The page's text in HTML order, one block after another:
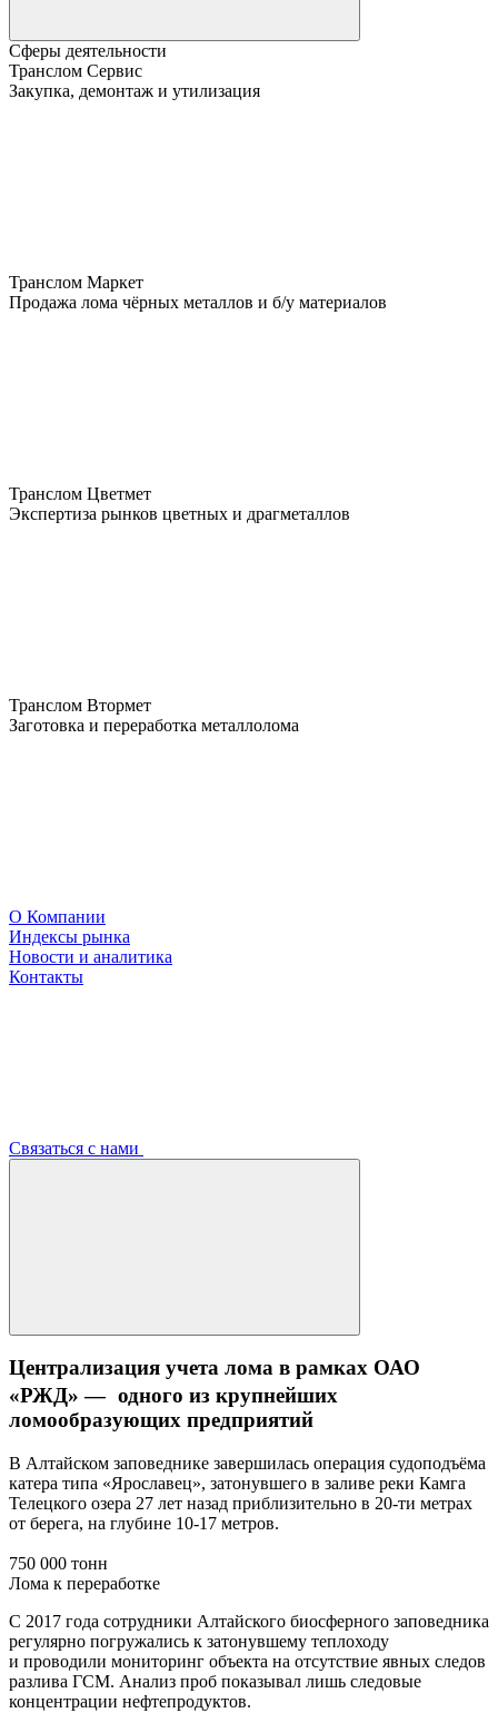
Сферы деятельности
Транслом Сервис
Закупка, демонтаж и утилизация
Транслом Маркет
Продажа лома чёрных металлов и б/у материалов
Транслом Цветмет
Экспертиза рынков цветных и драгметаллов
Транслом Втормет
Заготовка и переработка металлолома
О Компании
Индексы рынка
Новости и аналитика
Контакты
Связаться с нами
Централизация учета лома в рамках ОАО
«РЖД» — одного из крупнейших
ломообразующих предприятий
В Алтайском заповеднике завершилась операция судоподъёма
катера типа «Ярославец», затонувшего в заливе реки Камга
Телецкого озера 27 лет назад приблизительно в 20-ти метрах
от берега, на глубине 10-17 метров.
750 000 тонн
Лома к переработке
С 2017 года сотрудники Алтайского биосферного заповедника
регулярно погружались к затонувшему теплоходу
и проводили мониторинг объекта на отсутствие явных следов
разлива ГСМ. Анализ проб показывал лишь следовые
концентрации нефтепродуктов.